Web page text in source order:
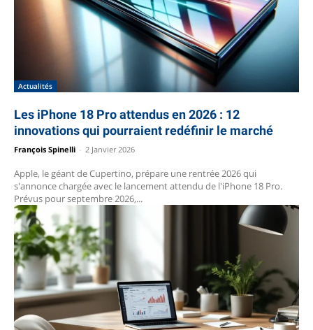
Actualités
Les iPhone 18 Pro attendus en 2026 : 12
innovations qui pourraient redéfinir le marché
François Spinelli 2 Janvier 2026
Apple, le géant de Cupertino, prépare une rentrée 2026 qui
s'annonce chargée avec le lancement attendu de l'iPhone 18 Pro.
Prévus pour septembre 2026,...